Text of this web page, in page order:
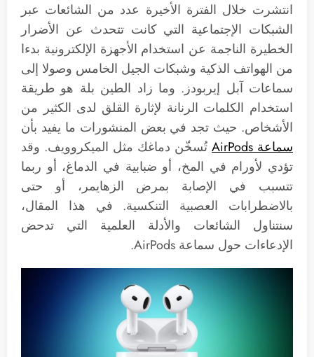
انتشرت خلال الفترة الأخيرة عدد من الشائعات عبر
الشبكات الإجتماعية التي كانت تتحدث عن الأضرار
الخطيرة الناجمة عن استخدام الأجهزة الإلكترونية بدءا
من الهواتف الذكية وشبكات الجيل الخامس وصولا إلى
سماعات آبل إيربودز. وما زاد الطين بلة هو طريقة
استخدام الكلمات الرنانة لإثارة القلق لدى الكثير من
الأشخاص. حيث تجد في بعض المنشورات ما يفيد بأن
سماعة AirPods
تُسخّن دماغك مثل الميكروويف. وقد
تؤدي لأورام في المخ، أو ضبابية في الدماغ، أو ربما
تتسبب في الإصابة بمرض الزهايمر، أو حتى
بالاضطرابات العصبية التنكسية. في هذا المقال،
سنتناول الشائعات والأدلة العلمية التي تدحض
الإدعاءات حول سماعة AirPods.